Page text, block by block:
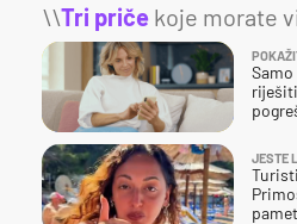
\\Tri priče koje morate
JESTE